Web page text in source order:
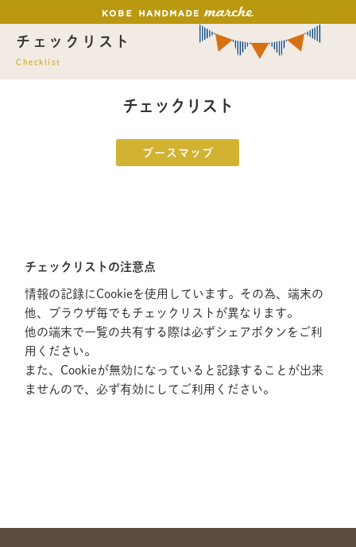
チェックリスト
Checklist
チェックリスト
ブースマップ
チェックリストの注意点
情報の記録にCookieを使用しています。その為、端末の
他、ブラウザ毎でもチェックリストが異なります。
他の端末で一覧の共有する際は必ずシェアボタンをご利
用ください。
また、Cookieが無効になっていると記録することが出来
ませんので、必ず有効にしてご利用ください。